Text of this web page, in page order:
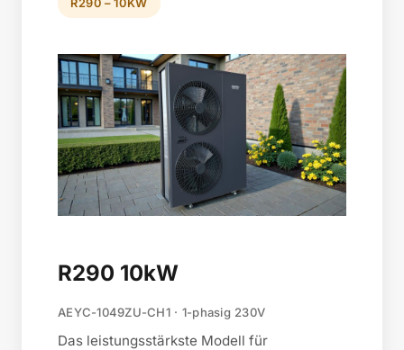
R290 – 10KW
R290 10kW
AEYC-1049ZU-CH1 · 1-phasig 230V
Das leistungsstärkste Modell für